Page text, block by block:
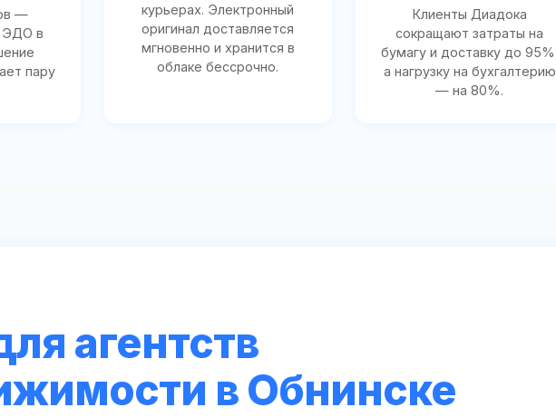
—
ЭДО в
пару
курьерах. Электронный
оригинал доставляется
мгновенно и хранится в
облаке бессрочно.
Клиенты Диадока
сокращают затраты на
бумагу и доставку до 95%,
а нагрузку на бухгалтерию
— на 80%.
агентств
в Обнинске